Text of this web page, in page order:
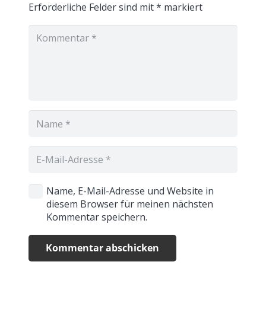
Erforderliche Felder sind mit* markiert
Name, E-Mail-Adresse und Website in
diesem Browser für meinen nächsten
Kommentar speichern.
Kommentar abschicken